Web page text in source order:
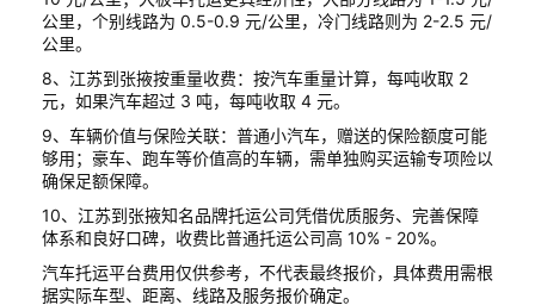
公里，个别线路为 0.5-0.9 元/公里，冷门线路则为 2-2.5 元/
公里。
8、江苏到张掖按重量收费：按汽车重量计算，每吨收取 2
元，如果汽车超过 3 吨，每吨收取 4 元。
9、车辆价值与保险关联：普通小汽车，赠送的保险额度可能
够用；豪车、跑车等价值高的车辆，需单独购买运输专项险以
确保足额保障。
10、江苏到张掖知名品牌托运公司凭借优质服务、完善保障
体系和良好口碑，收费比普通托运公司高 10% - 20%。
汽车托运平台费用仅供参考，不代表最终报价，具体费用需根
据实际车型、距离、线路及服务报价确定。